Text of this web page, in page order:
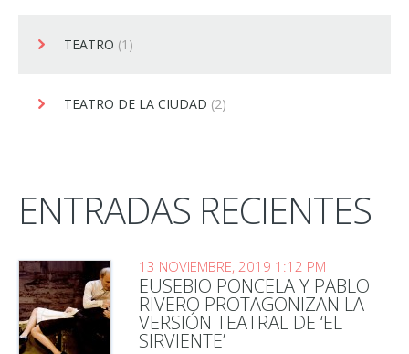
TEATRO (1)
TEATRO DE LA CIUDAD (2)
ENTRADAS RECIENTES
13 NOVIEMBRE, 2019 1:12 PM
EUSEBIO PONCELA Y PABLO
RIVERO PROTAGONIZAN LA
VERSIÓN TEATRAL DE ‘EL
SIRVIENTE’